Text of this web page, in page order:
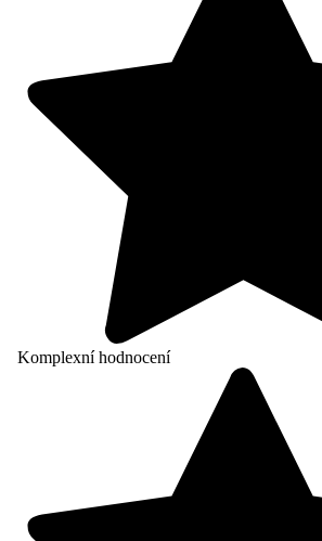
Komplexní hodnocení